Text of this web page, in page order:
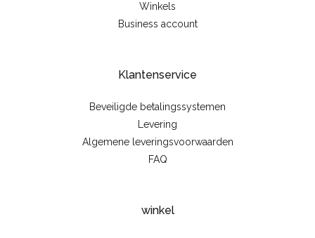
Winkels
Business account
Klantenservice
Beveiligde betalingssystemen
Levering
Algemene leveringsvoorwaarden
FAQ
winkel